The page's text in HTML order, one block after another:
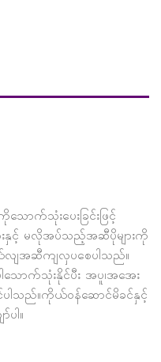
သောက်သုံးပေးခြင်းဖြင့်
နှင့် မလိုအပ်သည့်အဆီပိုများကို
လျအဆီကျလှပစေပါသည်။
ါသောက်သုံးနိုင်ပီး အပူ၊အအေး
သည်။ကိုယ်ဝန်ဆောင်မိခင်နှင့်
ါ။